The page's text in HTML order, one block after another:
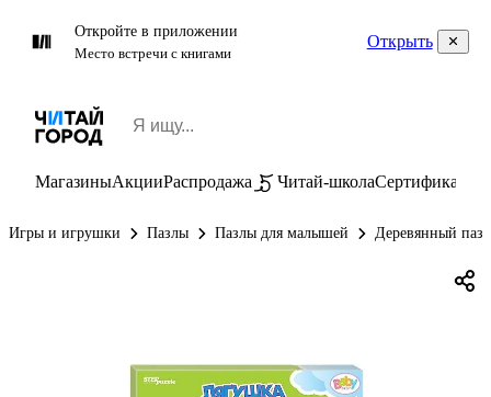
Откройте в приложении
Место встречи с книгами
Открыть
МагазиныАкцииРаспродажа Читай-школаСертификаты
Игры и игрушки Пазлы Пазлы для малышей Деревянный